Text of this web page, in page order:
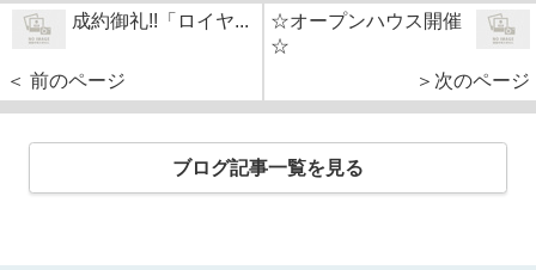
成約御礼!!「ロイヤ...
＜ 前のページ
☆オープンハウス開催
☆
＞次のページ
ブログ記事一覧を見る